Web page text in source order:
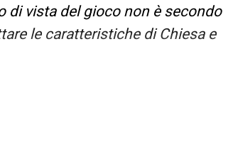
di vista del gioco non è secondo
le caratteristiche di Chiesa e